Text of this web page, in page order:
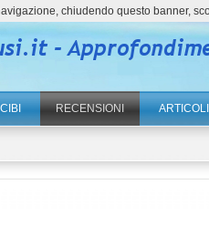
CIBI RECENSIONI ARTICOLI
chiudendo questo banner,